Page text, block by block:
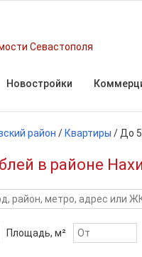
Севастополя
Новостройки
район / Квартиры / До
в районе
Площадь, м²